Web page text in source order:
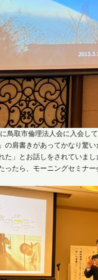
鳥取市倫理法人会に入会し
の肩書きがあってかなり驚
た」とお話しをされていま
ったら、モーニングセミナ